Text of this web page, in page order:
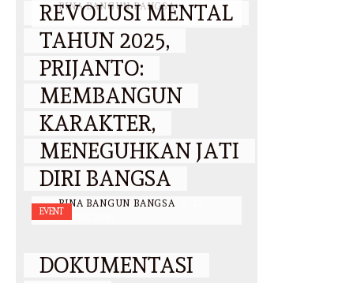
BY BINA BANGUN BANGSA /
25
OKTOBER 2025
REVOLUSI MENTAL
TAHUN 2025,
PRIJANTO:
MEMBANGUN
KARAKTER,
MENEGUHKAN JATI
DIRI BANGSA
BY BINA BANGUN BANGSA
OKTOBER 2025
EVENT
DOKUMENTASI